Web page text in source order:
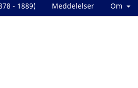
- 1889) Meddelelser Om